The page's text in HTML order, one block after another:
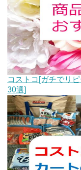
コストコ[ガチでリ
30選]